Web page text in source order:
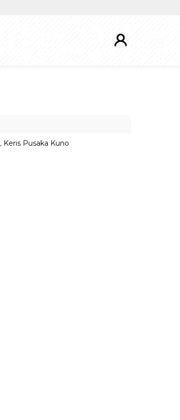
, Keris Pusaka Kuno